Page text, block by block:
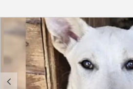
hast und ein gutes Zuhause bieten
schnell bei unseren Pflegeeltern.
dich! Wer schenkt einem der
Hundekinder ein liebevolles
Garten sollte vorhanden sein.
grünen Stadtrand oder in einem
kuscheligen Sofaplatz würden sie
c